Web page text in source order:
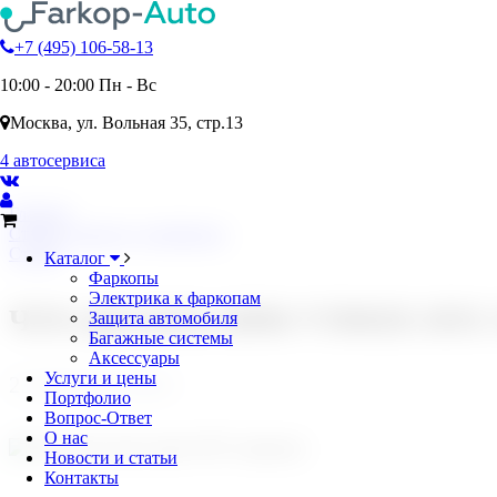
+7 (495) 106-58-13
10:00 - 20:00 Пн - Вс
Москва, ул. Вольная 35, стр.13
4 автосервиса
Каталог
Фаркопы
Электрика к фаркопам
Защита автомобиля
Багажные системы
Аксессуары
Услуги и цены
Портфолио
Вопрос-Ответ
О нас
Новости и статьи
Контакты
Главная
Статьи, новости, портфолио
Статьи
ЧТО ДЕЛАТЬ ПРИ УТРАТЕ
23 февраля 2025